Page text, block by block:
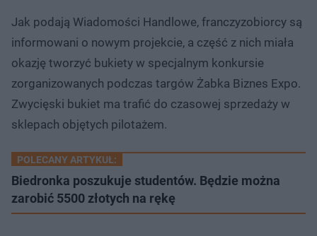
Jak podają Wiadomości Handlowe, franczyzobiorcy są
informowani o nowym projekcie, a część z nich miała
okazję tworzyć bukiety w specjalnym konkursie
zorganizowanych podczas targów Żabka Biznes Expo.
Zwycięski bukiet ma trafić do czasowej sprzedaży w
sklepach objętych pilotażem.
POLECANY ARTYKUŁ:
Biedronka poszukuje studentów. Będzie można
zarobić 5500 złotych na rękę